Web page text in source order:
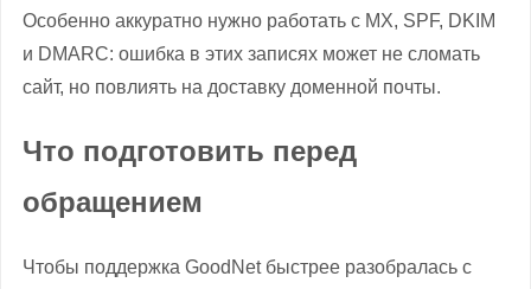
Особенно аккуратно нужно работать с MX, SPF, DKIM
и DMARC: ошибка в этих записях может не сломать
сайт, но повлиять на доставку доменной почты.
Что подготовить перед
обращением
Чтобы поддержка GoodNet быстрее разобралась с